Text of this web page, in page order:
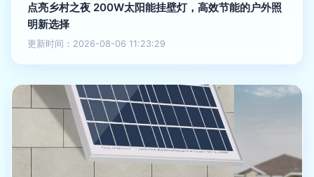
点亮乡村之夜 200W太阳能挂壁灯，高效节能的户外照
明新选择
更新时间：2026-08-06 11:23:29